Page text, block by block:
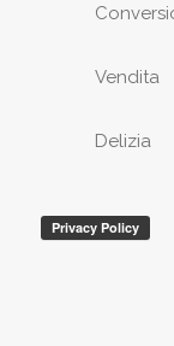
Vendita
Delizia